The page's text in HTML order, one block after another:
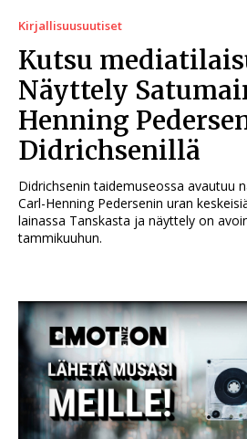
Kirjallisuusuutiset
Kutsu
Näyttely
Henning
Didrichsenillä
Didrichsenin taidemuseossa avautuu
Carl-Henning Pedersenin uran
lainassa Tanskasta ja näyttely on
tammikuuhun.